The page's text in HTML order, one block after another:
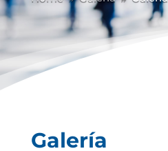
Galería